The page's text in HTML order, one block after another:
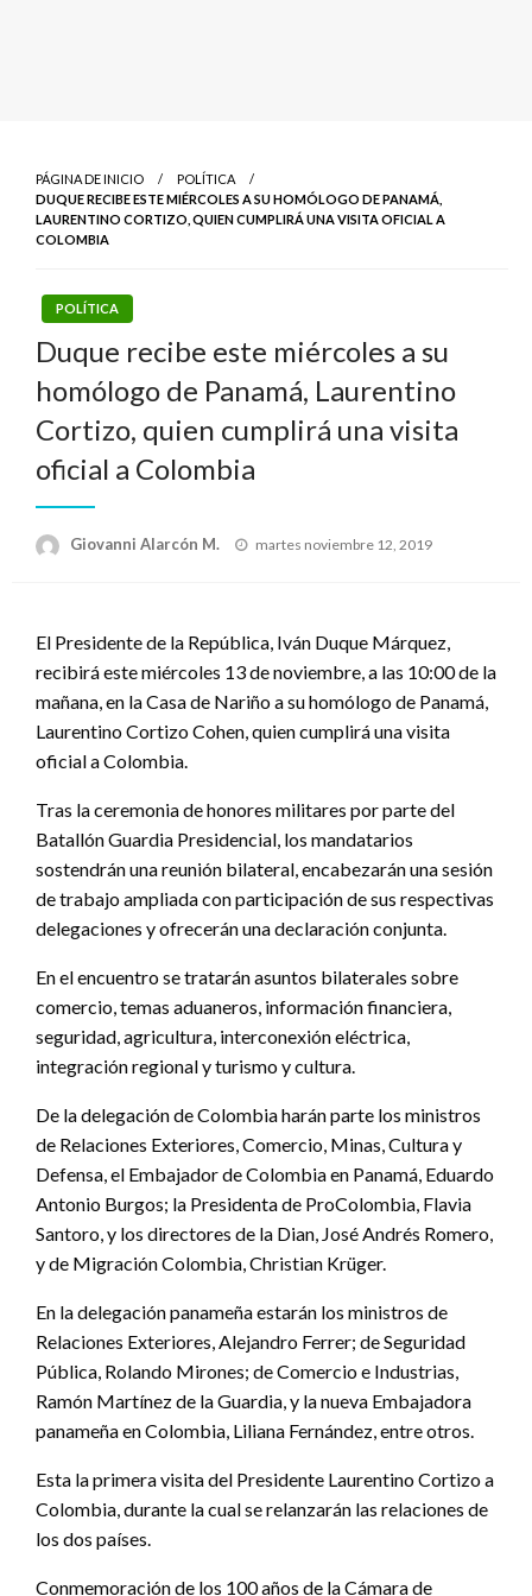
PÁGINA DE INICIO
POLÍTICA
DUQUE RECIBE ESTE MIÉRCOLES A SU HOMÓLOGO DE PANAMÁ,
LAURENTINO CORTIZO, QUIEN CUMPLIRÁ UNA VISITA OFICIAL A
COLOMBIA
POLÍTICA
Duque recibe este miércoles a su
homólogo de Panamá, Laurentino
Cortizo, quien cumplirá una visita
oficial a Colombia
Giovanni Alarcón M.
Publicado
martes noviembre 12, 2019
El Presidente de la República, Iván Duque Márquez,
recibirá este miércoles 13 de noviembre, a las 10:00 de la
mañana, en la Casa de Nariño a su homólogo de Panamá,
Laurentino Cortizo Cohen, quien cumplirá una visita
oficial a Colombia.
Tras la ceremonia de honores militares por parte del
Batallón Guardia Presidencial, los mandatarios
sostendrán una reunión bilateral, encabezarán una sesión
de trabajo ampliada con participación de sus respectivas
delegaciones y ofrecerán una declaración conjunta.
En el encuentro se tratarán asuntos bilaterales sobre
comercio, temas aduaneros, información financiera,
seguridad, agricultura, interconexión eléctrica,
integración regional y turismo y cultura.
De la delegación de Colombia harán parte los ministros
de Relaciones Exteriores, Comercio, Minas, Cultura y
Defensa, el Embajador de Colombia en Panamá, Eduardo
Antonio Burgos; la Presidenta de ProColombia, Flavia
Santoro, y los directores de la Dian, José Andrés Romero,
y de Migración Colombia, Christian Krüger.
En la delegación panameña estarán los ministros de
Relaciones Exteriores, Alejandro Ferrer; de Seguridad
Pública, Rolando Mirones; de Comercio e Industrias,
Ramón Martínez de la Guardia, y la nueva Embajadora
panameña en Colombia, Liliana Fernández, entre otros.
Esta la primera visita del Presidente Laurentino Cortizo a
Colombia, durante la cual se relanzarán las relaciones de
los dos países.
Conmemoración de los 100 años de la Cámara de